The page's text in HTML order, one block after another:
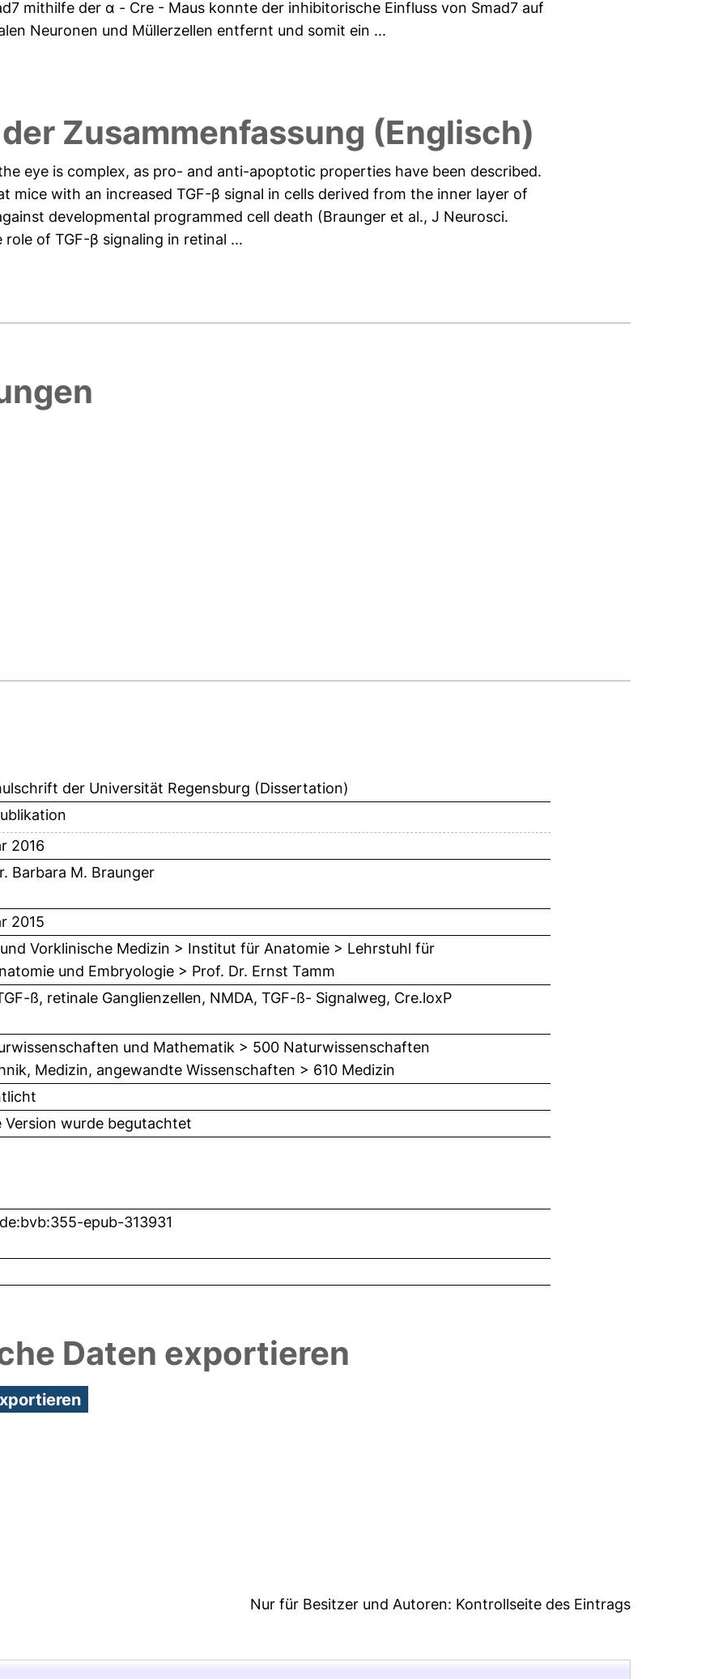
mithilfe der α - Cre - Maus konnte der inhibitorische Einfluss von Smad7 auf
Neuronen und Müllerzellen entfernt und somit ein ...
Zusammenfassung (Englisch)
eye is complex, as pro- and anti-apoptotic properties have been described.
mice with an increased TGF-β signal in cells derived from the inner layer of
developmental programmed cell death (Braunger et al., J Neurosci.
of TGF-β signaling in retinal ...
der Universität Regensburg (Dissertation)
2016
Barbara M. Braunger
2015
Vorklinische Medizin > Institut für Anatomie > Lehrstuhl für
und Embryologie > Prof. Dr. Ernst Tamm
ß, retinale Ganglienzellen, NMDA, TGF-ß- Signalweg, Cre.loxP
und Mathematik > 500 Naturwissenschaften
Medizin, angewandte Wissenschaften > 610 Medizin
Version wurde begutachtet
epub-313931
Daten exportieren
Nur für Besitzer und Autoren: Kontrollseite des Eintrags